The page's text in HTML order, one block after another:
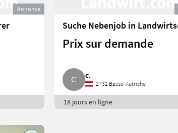
Annonce
Prix sur demande
C.
2731 Basse-Autriche
18 jours en ligne